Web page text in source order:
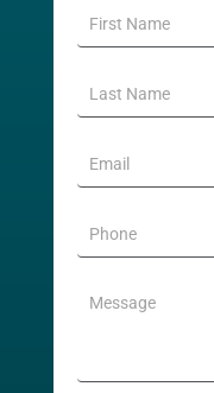
SimpliCT
Contact